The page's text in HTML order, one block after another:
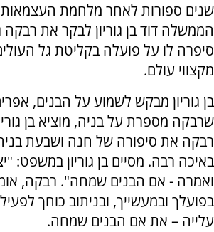
שנים ספורות לאחר מלחמת
הממשלה דוד בן גוריון לבקר את
סיפרה לו על פועלה בקליטת גל
מקצווי עולם.
בן גוריון מבקש לשמוע על הבנים,
שרבקה מספרת על בניה, מוציא בן
רבקה את סיפורה של חנה ושבעת
באיכה רבה. מסיים בן גוריון במשפט:
ואמרה - אם הבנים שמחה". רבקה,
בפועלך ובמעשייך, ובניתוב כוחך
עלייה – את אם הבנים שמחה.